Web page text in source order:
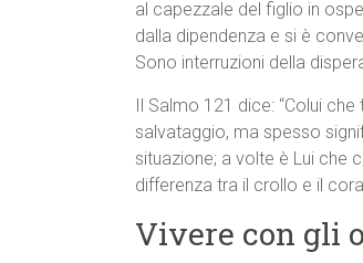
al capezzale del figlio in
dalla dipendenza e si è
Sono interruzioni della
Il Salmo 121 dice: “Colui
salvataggio, ma spesso
situazione; a volte è Lui che
differenza tra il crollo e il
Vivere con gli